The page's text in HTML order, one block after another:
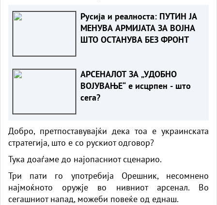
Русија и реалноста: ПУТИН ЈА
МЕНУВА АРМИЈАТА ЗА ВОЈНА
ШТО ОСТАНУВА БЕЗ ФРОНТ
АРСЕНАЛОТ ЗА „УДОБНО
ВОЈУВАЊЕ“ е исцрпен - што
сега?
Добро, претпоставувајќи дека тоа е украинската
стратегија, што е со рускиот одговор?
Тука доаѓаме до најопасниот сценарио.
Три пати го употребија Орешник, несомнено
најмоќното оружје во нивниот арсенал. Во
сегашниот напад, можеби повеќе од еднаш.